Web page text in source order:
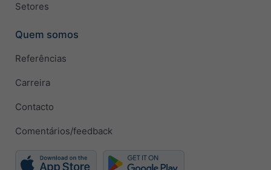
Setores
Quem somos
Referências
Carreira
Contacto
Comentários/feedback